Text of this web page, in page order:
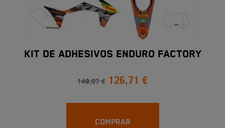
KIT DE ADHESIVOS ENDURO FACTORY
149,07 € 126,71 €
COMPRAR